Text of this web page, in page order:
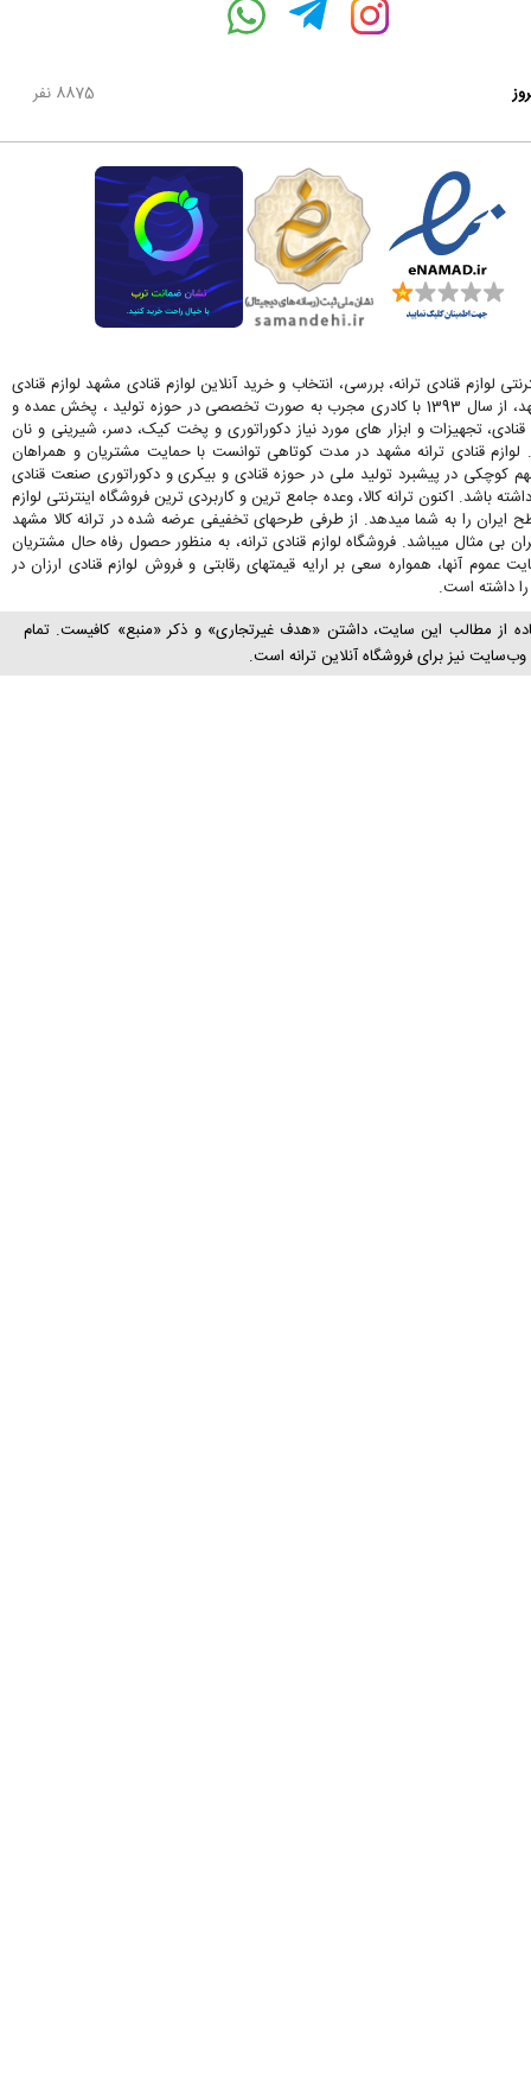
8875 نفر
لوازم قنادی ترانه، بررسی، انتخاب و خرید آنلاین لوازم قنادی مشهد لوازم قنادی
ترانه در مشهد، از سال 1393 با کادری مجرب به صورت تخصصی در حوزه تولید ، پخش عمده و
تجهیزات و ابزار های مورد نیاز دکوراتوری و پخت کیک، دسر، شیرینی و نان
لوازم قنادی ترانه مشهد در مدت کوتاهی توانست با حمایت مشتریان و همراهان
کوچکی در پیشبرد تولید ملی در حوزه قنادی و بیکری و دکوراتوری صنعت قنادی
باشد. اکنون ترانه کالا، وعده جامع ترین و کاربردی ترین فروشگاه اینترنتی لوازم
ایران را به شما میدهد. از طرفی طرحهای تخفیفی عرضه شده در ترانه کالا مشهد
بی مثال میباشد. فروشگاه لوازم قنادی ترانه، به منظور حصول رفاه حال مشتریان
عموم آنها، همواره سعی بر ارایه قیمتهای رقابتی و فروش لوازم قنادی ارزان در
داشته است.
از مطالب این سایت، داشتن «هدف غیرتجاری» و ذکر «منبع» کافیست. تمام
نیز برای فروشگاه آنلاین ترانه است.